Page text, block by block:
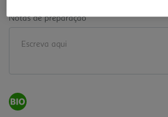
Notas de preparação